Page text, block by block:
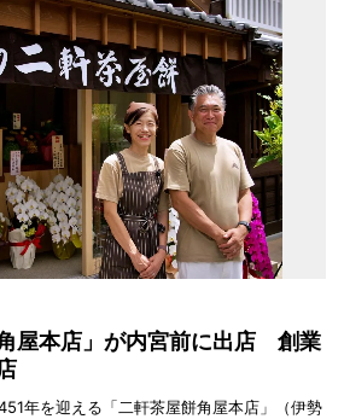
屋本店」が内宮前に出店 創業
年を迎える「二軒茶屋餅角屋本店」（伊勢